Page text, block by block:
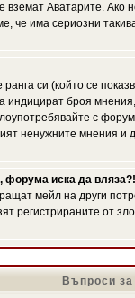
Аватарите.
че има сериозни
си (който се
индицират броя
с
ненужните мнения и
форума иска да вляза?!
мейл на други
регистрираните от
Въпроси